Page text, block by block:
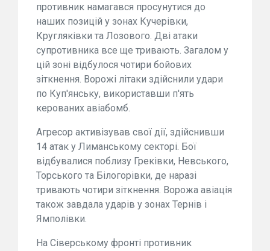
противник намагався просунутися до
наших позицій у зонах Кучерівки,
Кругляківки та Лозового. Дві атаки
супротивника все ще тривають. Загалом у
цій зоні відбулося чотири бойових
зіткнення. Ворожі літаки здійснили удари
по Куп'янську, використавши п'ять
керованих авіабомб.
Агресор активізував свої дії, здійснивши
14 атак у Лиманському секторі. Бої
відбувалися поблизу Греківки, Невського,
Торського та Білогорівки, де наразі
тривають чотири зіткнення. Ворожа авіація
також завдала ударів у зонах Тернів і
Ямполівки.
На Сіверському фронті противник